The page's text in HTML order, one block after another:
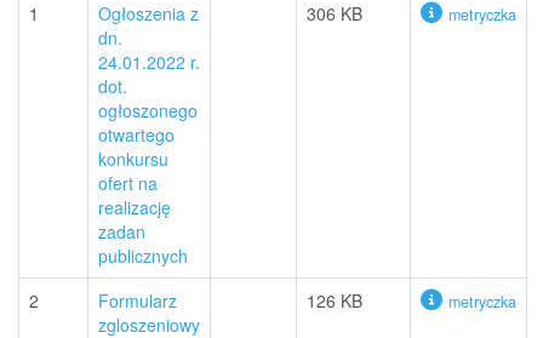
1
Ogłoszenia z
dn.
24.01.2022 r.
dot.
ogłoszonego
otwartego
konkursu
ofert na
realizację
zadan
publicznych
306 KB metryczka
2
Formularz
zgloszeniowy
126 KB metryczka